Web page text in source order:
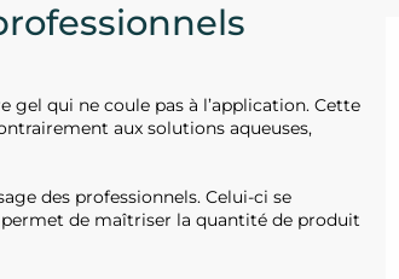
gel qui ne coule pas à l’application. Cette
aux solutions aqueuses,
des professionnels. Celui-ci se
de maîtriser la quantité de produit